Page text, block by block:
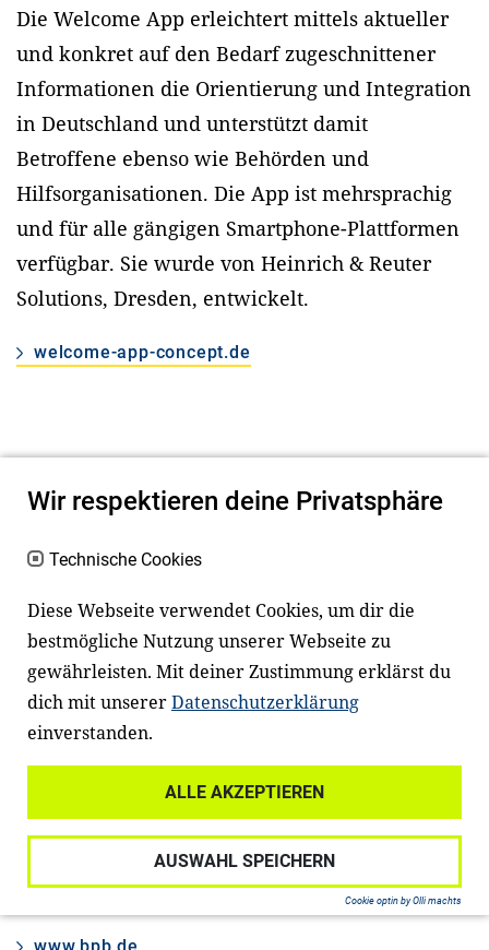
Die Welcome App erleichtert mittels aktueller
und konkret auf den Bedarf zugeschnittener
Informationen die Orientierung und Integration
in Deutschland und unterstützt damit
Betroffene ebenso wie Behörden und
Hilfsorganisationen. Die App ist mehrsprachig
und für alle gängigen Smartphone-Plattformen
verfügbar. Sie wurde von Heinrich & Reuter
Solutions, Dresden, entwickelt.
welcome-app-concept.de
Willkommensplakat
Das Willkommensplakat der Bundeszentrale für
politische Bildung begrüßt Flüchtlingskinder im
Alter von ca. 8 bis 14 Jahren in den Sprachen
Deutsch, Englisch, Arabisch, Paschtu, Dari,
können von den Kindern eingetragen werden.
Die Stadt, in der die Kinder leben, und das
jeweilige Bundesland können ebenfalls
handschriftlich eingefügt werden.
Wir respektieren deine Privatsphäre
Technische Cookies
Diese Webseite verwendet Cookies, um dir die
bestmögliche Nutzung unserer Webseite zu
gewährleisten. Mit deiner Zustimmung erklärst du
dich mit unsererDatenschutzerklärung
einverstanden.
ALLE AKZEPTIEREN
AUSWAHL SPEICHERN
Cookie optin by Olli machts